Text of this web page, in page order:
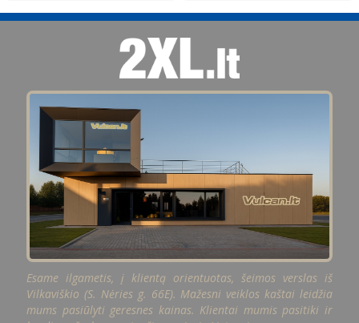
Esame ilgametis, į klientą orientuotas, šeimos verslas iš
Vilkaviškio (S. Nėries g. 66E). Mažesni veiklos kaštai leidžia
mums pasiūlyti geresnes kainas. Klientai mumis pasitiki ir